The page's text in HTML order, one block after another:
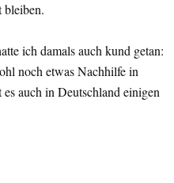
bleiben.
ich damals auch kund getan:
noch etwas Nachhilfe in
auch in Deutschland einigen